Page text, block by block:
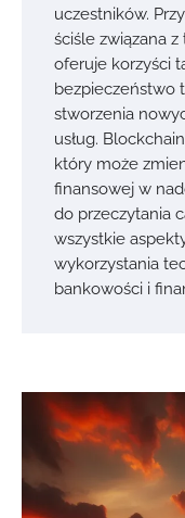
uczestników.
ściśle związana
oferuje korzyści
bezpieczeństwo
stworzenia
usług.
który może
finansowej w
do przeczytania
wszystkie
wykorzystania
bankowości i